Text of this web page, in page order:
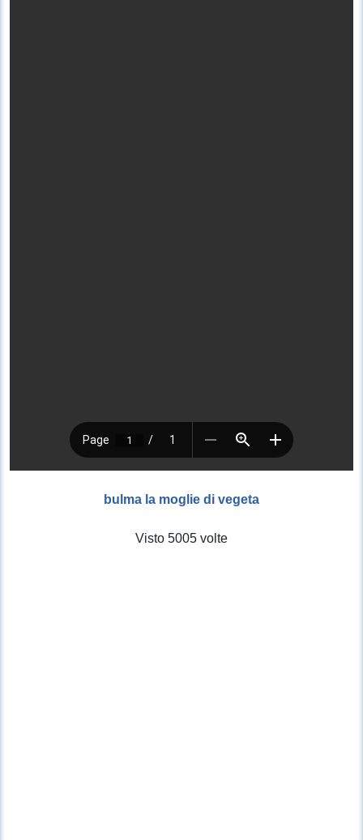
bulma la moglie di vegeta
Visto 5005 volte